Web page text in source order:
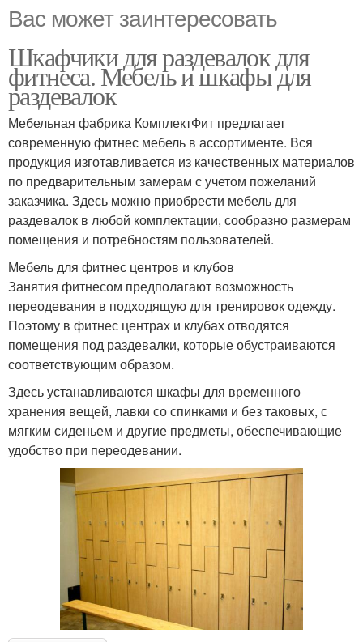
Вас может заинтересовать
Шкафчики для раздевалок для
фитнеса. Мебель и шкафы для
раздевалок
Мебельная фабрика КомплектФит предлагает
современную фитнес мебель в ассортименте. Вся
продукция изготавливается из качественных материалов
по предварительным замерам с учетом пожеланий
заказчика. Здесь можно приобрести мебель для
раздевалок в любой комплектации, сообразно размерам
помещения и потребностям пользователей.
Мебель для фитнес центров и клубов
Занятия фитнесом предполагают возможность
переодевания в подходящую для тренировок одежду.
Поэтому в фитнес центрах и клубах отводятся
помещения под раздевалки, которые обустраиваются
соответствующим образом.
Здесь устанавливаются шкафы для временного
хранения вещей, лавки со спинками и без таковых, с
мягким сиденьем и другие предметы, обеспечивающие
удобство при переодевании.